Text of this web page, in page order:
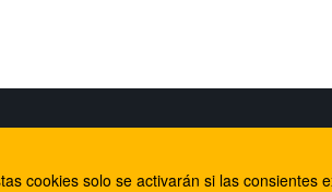
Mallorca
cookies solo se activarán si las consientes